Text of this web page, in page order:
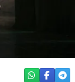
WHATSAPP